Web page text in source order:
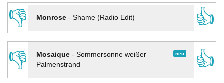
👎
Monrose- Shame (Radio Edit)
👍
👎
neu
Mosaique- Sommersonne weißer
Palmenstrand
👍